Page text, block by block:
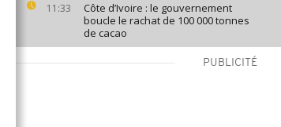
11:33
Côte d’Ivoire : le gouvernement
boucle le rachat de 100 000 tonnes
de cacao
PUBLICITÉ